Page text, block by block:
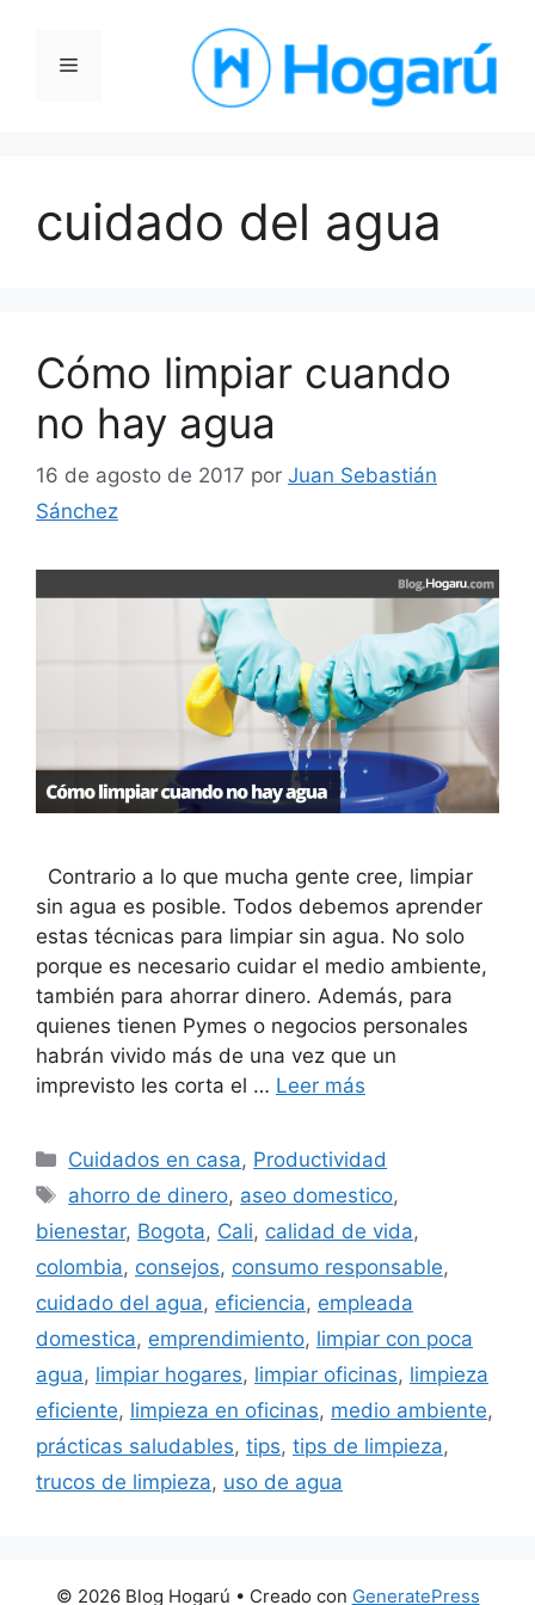
contenidoMenú
cuidado del agua
Cómo limpiar cuando
no hay agua
16 de agosto de 2017 por Juan Sebastián
Sánchez
Contrario a lo que mucha gente cree, limpiar
sin agua es posible. Todos debemos aprender
estas técnicas para limpiar sin agua. No solo
porque es necesario cuidar el medio ambiente,
también para ahorrar dinero. Además, para
quienes tienen Pymes o negocios personales
habrán vivido más de una vez que un
imprevisto les corta el … Leer más
Categorías
Cuidados en casa, Productividad
Etiquetas
ahorro de dinero, aseo domestico,
bienestar, Bogota, Cali, calidad de vida,
colombia, consejos, consumo responsable,
cuidado del agua, eficiencia, empleada
domestica, emprendimiento, limpiar con poca
agua, limpiar hogares, limpiar oficinas, limpieza
eficiente, limpieza en oficinas, medio ambiente,
prácticas saludables, tips, tips de limpieza,
trucos de limpieza, uso de agua
© 2026 Blog Hogarú • Creado con GeneratePress